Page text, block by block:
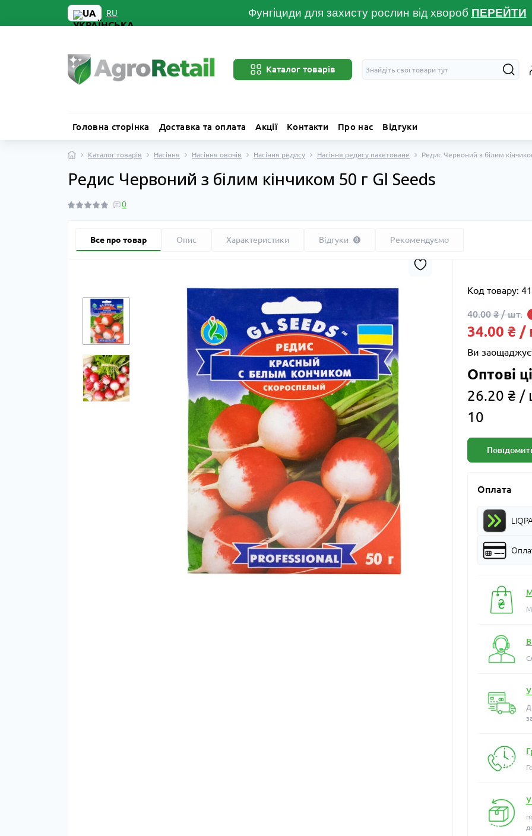
UA RU Фунгіциди для захисту рослин від хвороб ПЕРЕЙТИ
Каталог товарів
Головна сторінка Доставка та оплата Акції Контакти Про нас Відгуки
Каталог товарів Насіння Насіння овочів Насіння редису Насіння редису пакетоване Редис Червоний з білим
Редис Червоний з білим кінчиком 50 г Gl Seeds
0
Все про товар Опис Характеристики Відгуки 0 Рекомендуємо
Код товару:
40.00 ₴ / шт.
34.00 ₴ /
Ви
Оптові
26.20 ₴ /
10
Оплата